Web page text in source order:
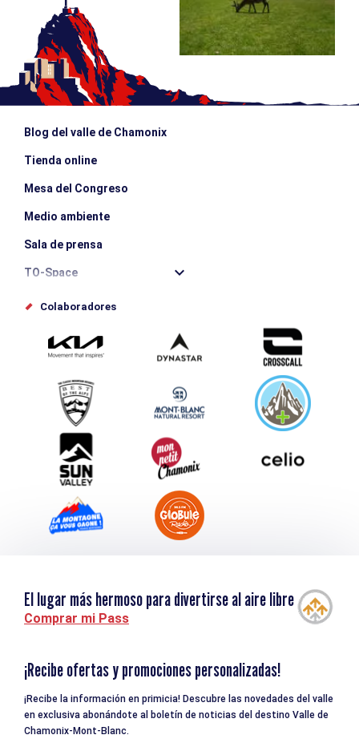
Blog del valle de Chamonix
Tienda online
Mesa del Congreso
Medio ambiente
Sala de prensa
TO-Space
Offices de tourisme
Envíe su evento
Service groupes et séminaires
Descargar
Turismo y discapacidad
Colaboradores
El lugar más hermoso para divertirse al aire libre
Comprar mi Pass
¡Recibe ofertas y promociones personalizadas!
¡Recibe la información en primicia! Descubre las novedades del valle
en exclusiva abonándote al boletín de noticias del destino Valle de
Chamonix-Mont-Blanc.